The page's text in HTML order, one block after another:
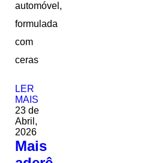
automóvel,
formulada
com
ceras
LER
MAIS
23 de
Abril,
2026
Mais